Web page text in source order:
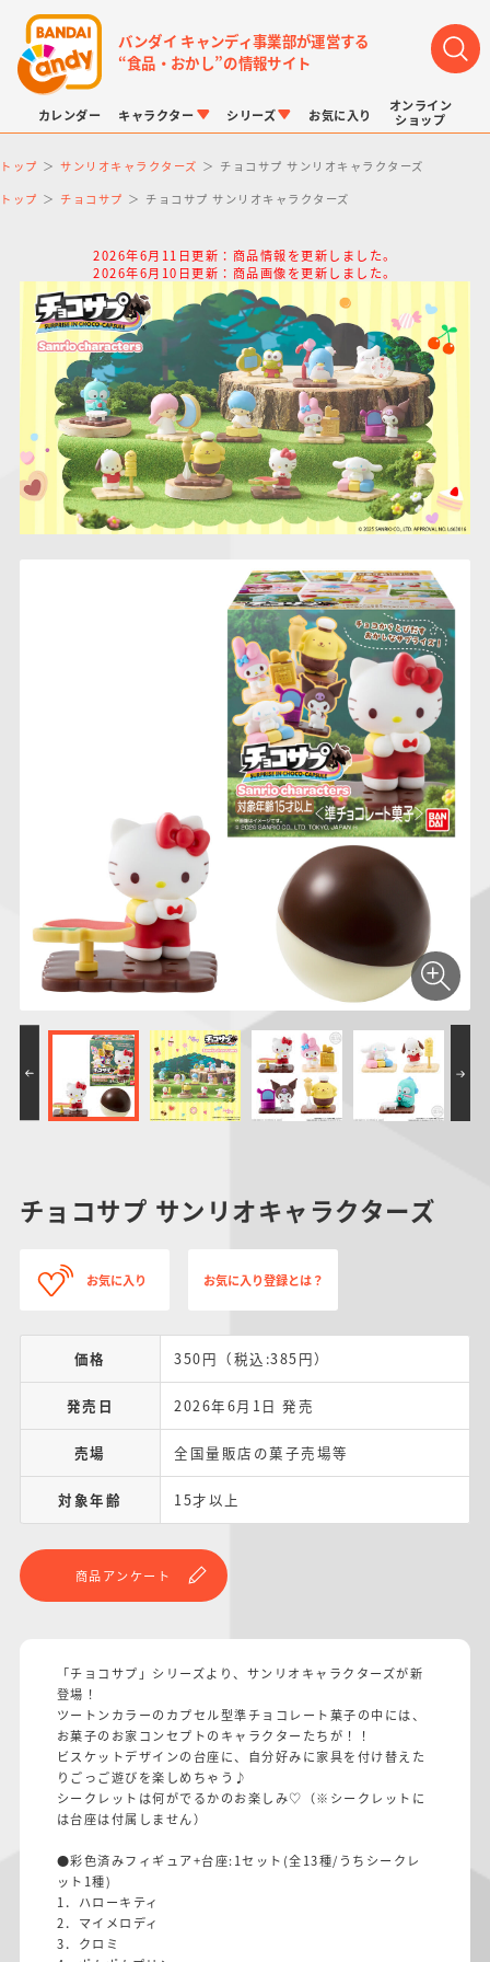
バンダイ キャンディ事業部が運営する
“食品・おかし”の情報サイト
カレンダー キャラクター
LINK TRAVELERS
仮面ライダーシリー
ズ
プリキュアシリーズ
ガンダムシリーズ
ポケットモンスター
ドラゴンボール
アンパンマン
サンリオキャラクタ
ーズ
たまご
シリーズ
チョコボックス
キャラパキ
チョコサプ
にふぉるめーしょん
＆スクエアシール
SMPシリーズ
ポケモンキッズ
ポケモンスケールワ
ールド
キャラデコ
お気に入り
オンライン
ショップ
トップ サンリオキャラクターズ チョコサプ サンリオキャラクターズ
トップ チョコサプ チョコサプ サンリオキャラクターズ
2026年6月11日更新：商品情報を更新しました。
2026年6月10日更新：商品画像を更新しました。
チョコサプ サンリオキャラクターズ
お気に入り お気に入り登録とは？
価格 350円（税込:385円）
発売日 2026年6月1日 発売
売場 全国量販店の菓子売場等
対象年齢 15才以上
商品アンケート
「チョコサプ」シリーズより、サンリオキャラクターズが新
登場！
ツートンカラーのカプセル型準チョコレート菓子の中には、
お菓子のお家コンセプトのキャラクターたちが！！
ビスケットデザインの台座に、自分好みに家具を付け替えた
りごっご遊びを楽しめちゃう♪
シークレットは何がでるかのお楽しみ♡（※シークレットに
は台座は付属しません）
●彩色済みフィギュア+台座:1セット(全13種/うちシークレ
ット1種)
1．ハローキティ
2．マイメロディ
3．クロミ